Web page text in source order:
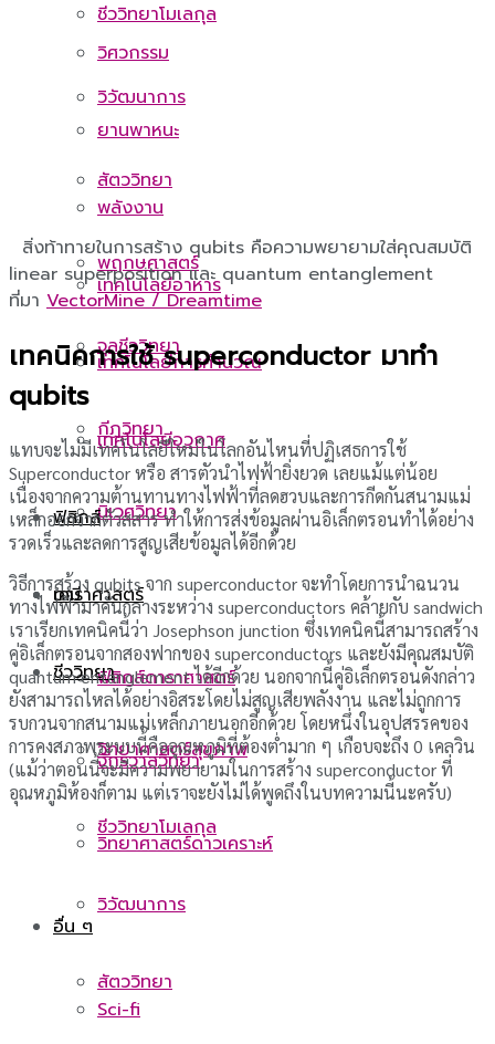
ชีววิทยาโมเลกุล
วิวัฒนาการ
สัตววิทยา
พฤกษศาสตร์
จุลชีววิทยา
กีฏวิทยา
นิเวศวิทยา
ดาราศาสตร์
ฟิสิกส์ดาราศาสตร์
จักรวาลวิทยา
วิทยาศาสตร์ดาวเคราะห์
อื่น ๆ
Sci-fi
วิศวกรรม
ยานพาหนะ
พลังงาน
เทคโนโลยีอาหาร
เทคโนโลยีการคำนวณ
เทคโนโลยีอวกาศ
ฟิสิกส์
เคมี
ชีววิทยา
วิทยาศาสตร์สุขภาพ
ชีววิทยาโมเลกุล
วิวัฒนาการ
สัตววิทยา
สิ่งท้าทายในการสร้าง qubits คือความพยายามใส่คุณสมบัติ
linear superposition และ quantum entanglement
ที่มา VectorMine / Dreamtime
เทคนิคการใช้ superconductor มาทำ
qubits
แทบจะไม่มีเทคโนโลยีใหม่ในโลกอันไหนที่ปฏิเสธการใช้
Superconductor หรือ สารตัวนำไฟฟ้ายิ่งยวด เลยแม้แต่น้อย
เนื่องจากความต้านทานทางไฟฟ้าที่ลดฮวบและการกีดกันสนามแม่
เหล็กออกจากตัวสสาร ทำให้การส่งข้อมูลผ่านอิเล็กตรอนทำได้อย่าง
รวดเร็วและลดการสูญเสียข้อมูลได้อีกด้วย
วิธีการสร้าง qubits จาก superconductor จะทำโดยการนำฉนวน
ทางไฟฟ้ามาคั่นกลางระหว่าง superconductors คล้ายกับ sandwich
เราเรียกเทคนิคนี้ว่า Josephson junction ซึ่งเทคนิคนี้สามารถสร้าง
คู่อิเล็กตรอนจากสองฟากของ superconductors และยังมีคุณสมบัติ
quantum entanglement ได้อีกด้วย นอกจากนี้คู่อิเล็กตรอนดังกล่าว
ยังสามารถไหลได้อย่างอิสระโดยไม่สูญเสียพลังงาน และไม่ถูกการ
รบกวนจากสนามแม่เหล็กภายนอกอีกด้วย โดยหนึ่งในอุปสรรคของ
การคงสภาพระบบนี้คืออุณหภูมิที่ต้องต่ำมาก ๆ เกือบจะถึง 0 เคลวิน
(แม้ว่าตอนนี้จะมีความพยายามในการสร้าง superconductor ที่
อุณหภูมิห้องก็ตาม แต่เราจะยังไม่ได้พูดถึงในบทความนี้นะครับ)